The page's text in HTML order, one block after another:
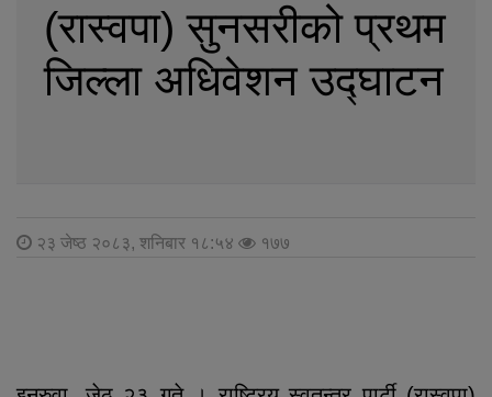
(रास्वपा) सुनसरीको प्रथम
जिल्ला अधिवेशन उद्घाटन
२३ जेष्ठ २०८३, शनिबार १८:५४ १७७